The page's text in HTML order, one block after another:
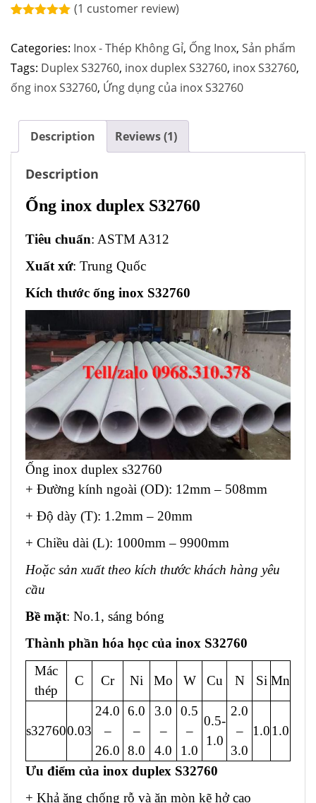
based on
rating
(1 customer review)
Categories: Inox - Thép Không Gỉ, Ống Inox, Sản phẩm
Tags: Duplex S32760, inox duplex S32760, inox S32760,
ống inox S32760, Ứng dụng của inox S32760
Description Reviews (1)
Description
Ống inox duplex S32760
Tiêu chuẩn: ASTM A312
Xuất xứ: Trung Quốc
Kích thước ống inox S32760
Ống inox duplex s32760
+ Đường kính ngoài (OD): 12mm – 508mm
+ Độ dày (T): 1.2mm – 20mm
+ Chiều dài (L): 1000mm – 9900mm
Hoặc sản xuất theo kích thước khách hàng yêu
cầu
Bề mặt: No.1, sáng bóng
Thành phần hóa học của inox S32760
Mác
thép
C Cr Ni Mo W Cu N Si Mn
s327600.03
24.0
–
26.0
6.0
–
8.0
3.0
–
4.0
0.5
–
1.0
0.5-
1.0
2.0
–
3.0
1.01.0
Ưu điểm của inox duplex S32760
+ Khả ăng chống rỗ và ăn mòn kẽ hở cao